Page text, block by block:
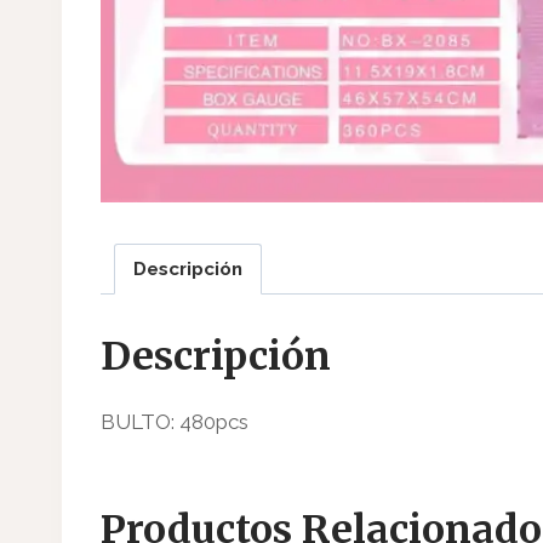
Descripción
Descripción
BULTO: 480pcs
Productos